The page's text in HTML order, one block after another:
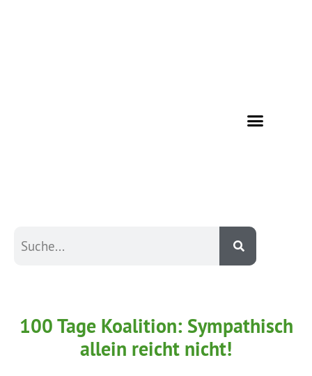
100 Tage Koalition: Sympathisch
allein reicht nicht!